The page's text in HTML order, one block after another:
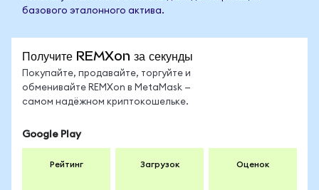
базового эталонного актива.
Получите REMXon за секунды
Покупайте, продавайте, торгуйте и
обменивайте REMXon в MetaMask —
самом надёжном криптокошельке.
Google Play
Рейтинг Загрузок Оценок